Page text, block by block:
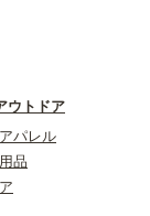
ウトドア
パレル
品